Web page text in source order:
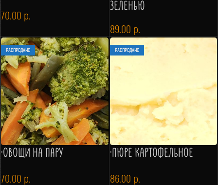
70.00 р.
ЗЕЛЕНЬЮ
89.00 р.
РАСПРОДАНО
·ОВОЩИ НА ПАРУ
70.00 р.
РАСПРОДАНО
·ПЮРЕ КАРТОФЕЛЬНОЕ
86.00 р.